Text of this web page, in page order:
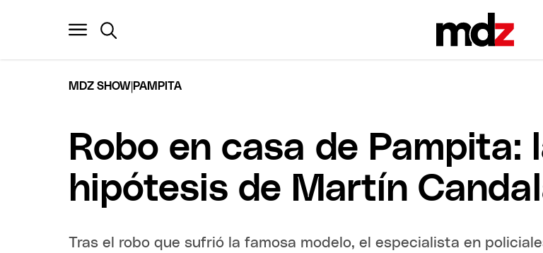
MDZ SHOW PAMPITA
Robo en casa de
hipótesis de Martín
Tras el robo que sufrió la famosa modelo, el especialista en